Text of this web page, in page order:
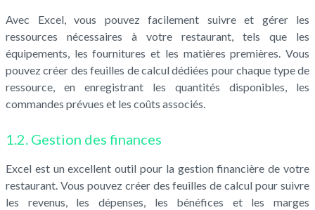
Avec Excel, vous pouvez facilement suivre et gérer les
ressources nécessaires à votre restaurant, tels que les
équipements, les fournitures et les matières premières. Vous
pouvez créer des feuilles de calcul dédiées pour chaque type de
ressource, en enregistrant les quantités disponibles, les
commandes prévues et les coûts associés.
1.2. Gestion des finances
Excel est un excellent outil pour la gestion financière de votre
restaurant. Vous pouvez créer des feuilles de calcul pour suivre
les revenus, les dépenses, les bénéfices et les marges